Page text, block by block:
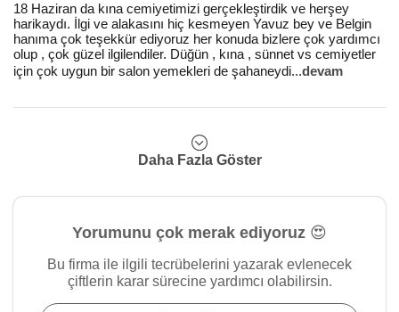
18 Haziran da kına cemiyetimizi gerçekleştirdik ve herşey
harikaydı. İlgi ve alakasını hiç kesmeyen Yavuz bey ve Belgin
hanıma çok teşekkür ediyoruz her konuda bizlere çok yardımcı
olup , çok güzel ilgilendiler. Düğün , kına , sünnet vs cemiyetler
için çok uygun bir salon yemekleri de şahaneydi...devam
Daha Fazla Göster
Yorumunu çok merak ediyoruz 😍
Bu firma ile ilgili tecrübelerini yazarak evlenecek
çiftlerin karar sürecine yardımcı olabilirsin.